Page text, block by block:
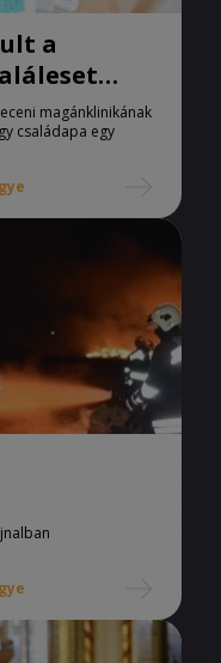
a
magánklinikának
családapa egy